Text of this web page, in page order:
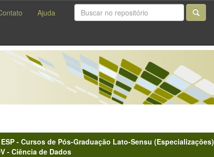
Ajuda
ESP - Cursos de Pós-Graduação Lato-Sensu (Especializações)
- Ciência de Dados